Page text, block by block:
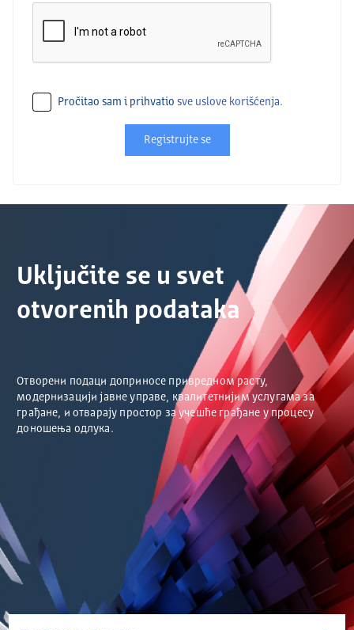
Pročitao sam i prihvatio sve uslove korišćenja.
Registrujte se
Uključite se u svet
otvorenih podataka
Отворени подаци доприносе привредном расту,
модернизацији јавне управе, квалитетнијим услугама за
грађане, и отварају простор за учешће грађане у процесу
доношења одлука.